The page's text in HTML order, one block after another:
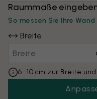
Raummaße
So messen Sie Ihre Wand
Breite
6–10 cm zur Breite